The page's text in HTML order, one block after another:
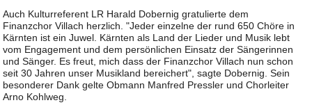
Auch Kulturreferent LR Harald Dobernig gratulierte dem
Finanzchor Villach herzlich. "Jeder einzelne der rund 650 Chöre in
Kärnten ist ein Juwel. Kärnten als Land der Lieder und Musik lebt
vom Engagement und dem persönlichen Einsatz der Sängerinnen
und Sänger. Es freut, mich dass der Finanzchor Villach nun schon
seit 30 Jahren unser Musikland bereichert", sagte Dobernig. Sein
besonderer Dank gelte Obmann Manfred Pressler und Chorleiter
Arno Kohlweg.